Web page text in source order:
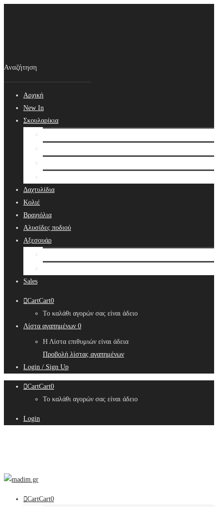
Αρχική
New In
Σκουλαρίκια
Δαχτυλίδια
Κολιέ
Βραχιόλια
Αλυσίδες ποδιού
Αξεσουάρ
Sales
CartCart0
Το καλάθι αγορών σας είναι άδειο
Λίστα αγαπημένων 0
Η Λίστα επιθυμιών είναι άδεια
Προβολή λίστας αγαπημένων
Login / Sign Up
CartCart0
Το καλάθι αγορών σας είναι άδειο
Login
CartCart0